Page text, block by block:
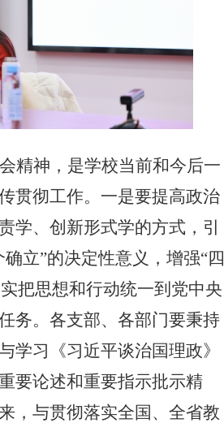
精神，是学校当前和今后一
贯彻工作。一是要提高政治
学、创新形式学的方式，引
确立”的决定性意义，增强“四
把思想和行动统一到党中央
务。各支部、各部门要秉持
学习《习近平谈治国理政》
要论述和重要指示批示精
，与贯彻落实全国、全省教